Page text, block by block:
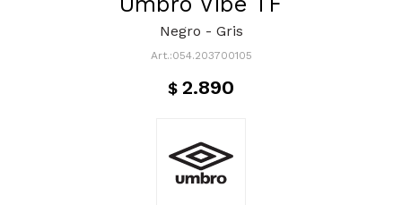
Negro - Gris
054.203700105
$ 2.890